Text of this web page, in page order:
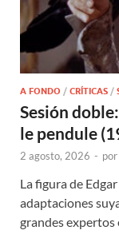
A FONDO / CRÍTICAS /
Sesión
le pendule
2 agosto, 2026 - por
La figura de
adaptaciones
grandes